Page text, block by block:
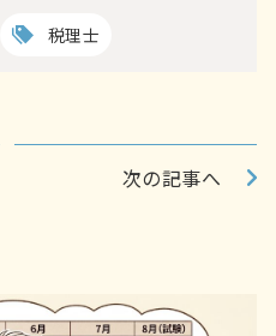
税理士
次の記事へ